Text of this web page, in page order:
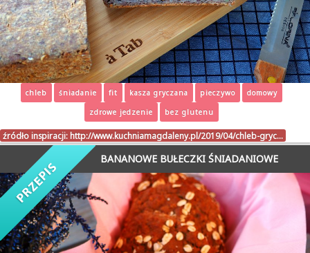
chleb śniadanie fit kasza gryczana pieczywo
domowy
zdrowe jedzenie
bez glutenu
źródło inspiracji: http://www.kuchniamagdaleny.pl/2019/04/chleb-gryc…
BANANOWE BUŁECZKI ŚNIADANIOWE